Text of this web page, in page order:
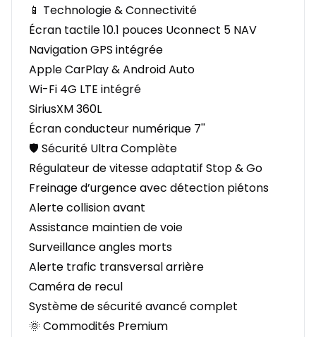
📱 Technologie & Connectivité
Écran tactile 10.1 pouces Uconnect 5 NAV
Navigation GPS intégrée
Apple CarPlay & Android Auto
Wi-Fi 4G LTE intégré
SiriusXM 360L
Écran conducteur numérique 7''
🛡️ Sécurité Ultra Complète
Régulateur de vitesse adaptatif Stop & Go
Freinage d’urgence avec détection piétons
Alerte collision avant
Assistance maintien de voie
Surveillance angles morts
Alerte trafic transversal arrière
Caméra de recul
Système de sécurité avancé complet
🌞 Commodités Premium